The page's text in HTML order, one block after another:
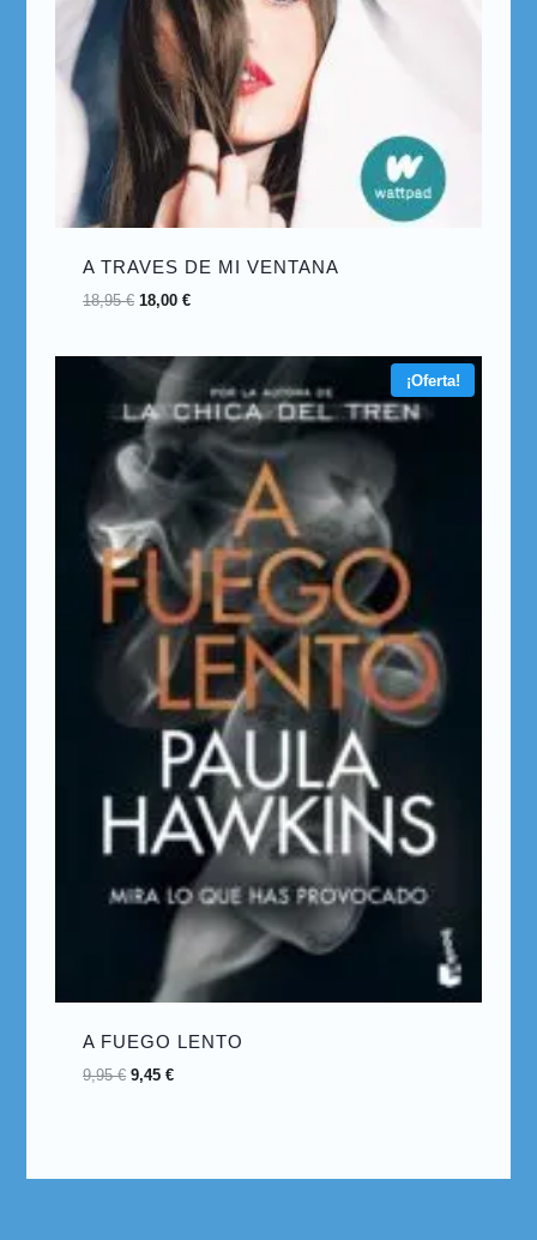
A TRAVES DE MI VENTANA
18,95€ 18,00€
¡Oferta!
A FUEGO LENTO
9,95€ 9,45€